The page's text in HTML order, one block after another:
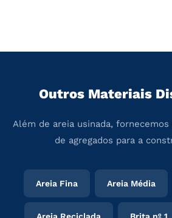
Outros Materiais
Além de areia usinada,
de agregados para a
Areia Fina Areia Média
Areia Reciclada Brita nº 1